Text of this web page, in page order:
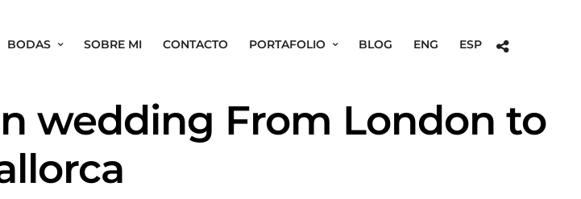
BODAS SOBRE MI CONTACTO PORTAFOLIO BLOG ENG ESP
wedding From London to